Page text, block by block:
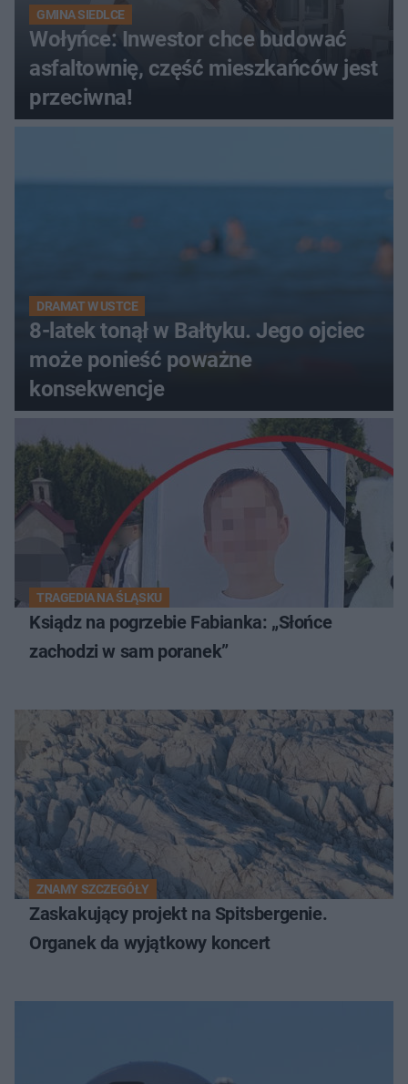
GMINA SIEDLCE
Wołyńce: Inwestor chce budować
asfaltownię, część mieszkańców jest
przeciwna!
DRAMAT W USTCE
8-latek tonął w Bałtyku. Jego ojciec
może ponieść poważne
konsekwencje
TRAGEDIA NA ŚLĄSKU
Ksiądz na pogrzebie Fabianka: „Słońce
zachodzi w sam poranek”
ZNAMY SZCZEGÓŁY
Zaskakujący projekt na Spitsbergenie.
Organek da wyjątkowy koncert